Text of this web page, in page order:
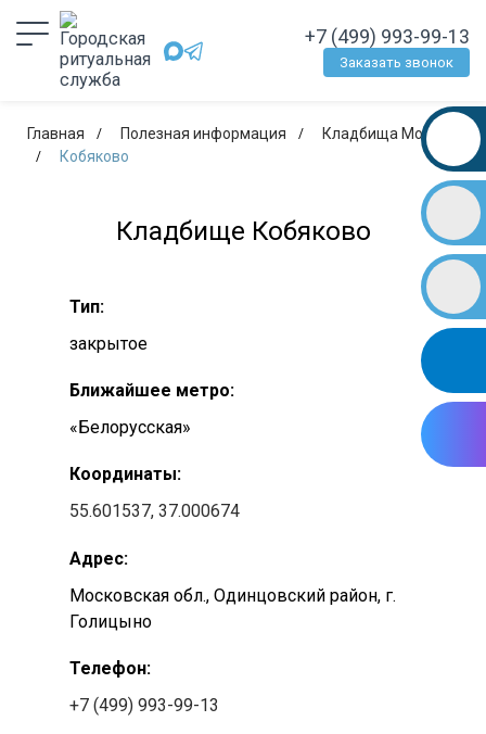
+7 (499) 993-99-13
Заказать звонок
Главная Полезная информация
Кладбища Москвы
Кобяково
Кладбище Кобяково
Тип:
закрытое
Ближайшее метро:
«Белорусская»
Координаты:
55.601537, 37.000674
Адрес:
Московская обл., Одинцовский район, г.
Голицыно
Телефон:
+7 (499) 993-99-13